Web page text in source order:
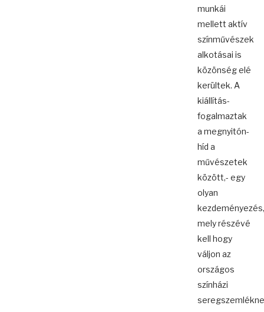
munkái
mellett aktív
színművészek
alkotásai is
közönség elé
kerültek. A
kiállítás-
fogalmaztak
a megnyitón-
híd a
művészetek
között,- egy
olyan
kezdeményezés,
mely részévé
kell hogy
váljon az
országos
színházi